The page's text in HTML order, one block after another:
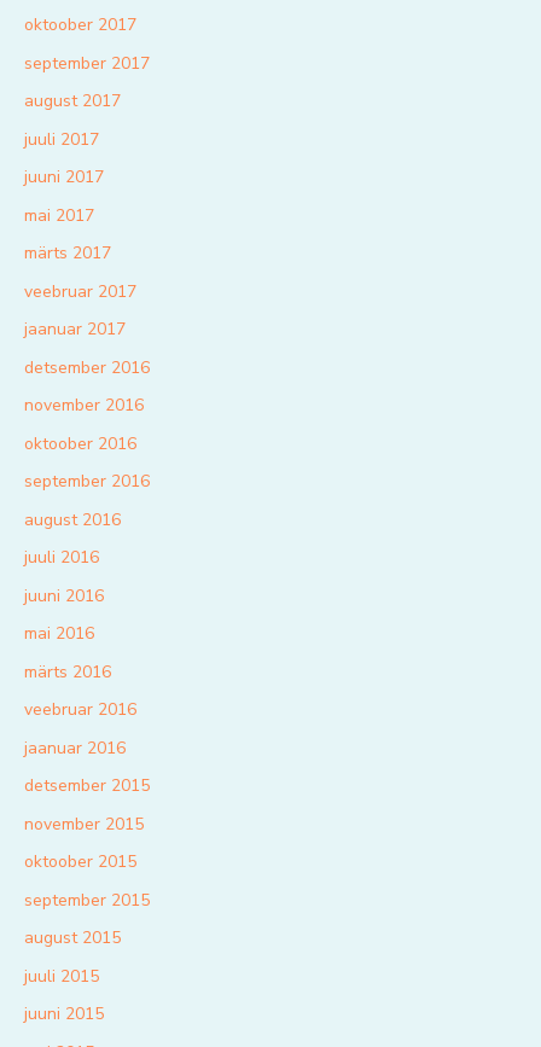
oktoober 2017
september 2017
august 2017
juuli 2017
juuni 2017
mai 2017
märts 2017
veebruar 2017
jaanuar 2017
detsember 2016
november 2016
oktoober 2016
september 2016
august 2016
juuli 2016
juuni 2016
mai 2016
märts 2016
veebruar 2016
jaanuar 2016
detsember 2015
november 2015
oktoober 2015
september 2015
august 2015
juuli 2015
juuni 2015